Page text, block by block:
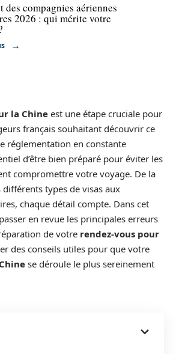
des compagnies aériennes
2026 : qui mérite votre
la Chine est une étape cruciale pour
français souhaitant découvrir ce
réglementation en constante
d’être bien préparé pour éviter les
compromettre votre voyage. De la
types de visas aux
chaque détail compte. Dans cet
en revue les principales erreurs
de votre rendez-vous pour
des conseils utiles pour que votre
se déroule le plus sereinement